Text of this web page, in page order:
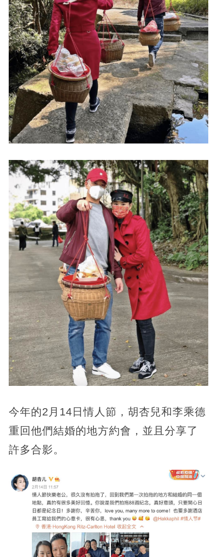
今年的2月14日情人節，胡杏兒和李乘德
重回他們結婚的地方約會，並且分享了
許多合影。